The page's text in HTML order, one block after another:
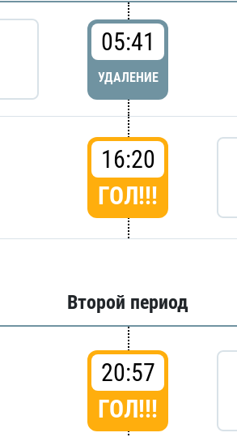
05:41
УДАЛЕНИЕ
16:20
ГОЛ!!!
Второй период
20:57
ГОЛ!!!